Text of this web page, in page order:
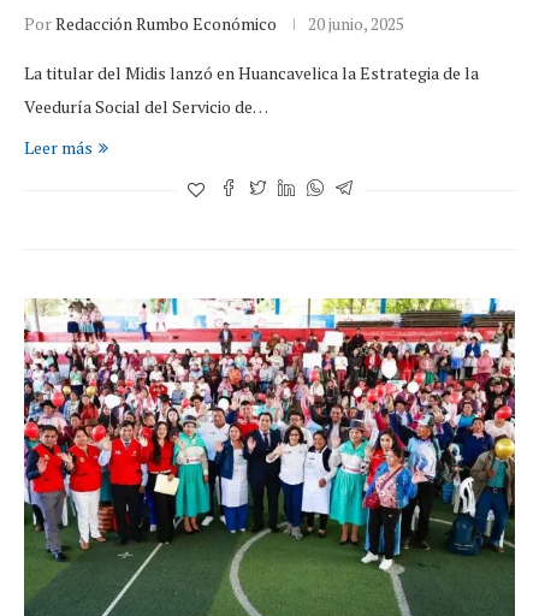
PorRedacción Rumbo Económico 20 junio, 2025
La titular del Midis lanzó en Huancavelica la Estrategia de la
Veeduría Social del Servicio de…
Leer más